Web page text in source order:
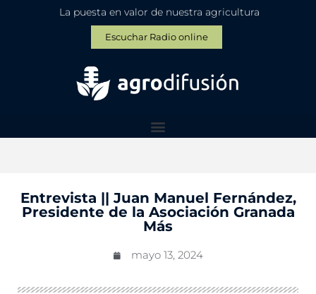
La puesta en valor de nuestra agricultura
Escuchar Radio online
Entrevista || Juan Manuel Fernández,
Presidente de la Asociación Granada
Más
mayo 13, 2024